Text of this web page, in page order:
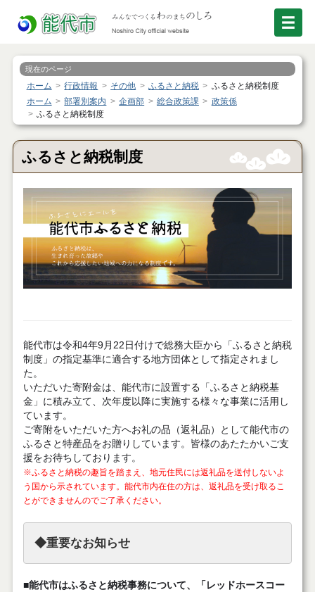
現在のページ
ホーム 行政情報 その他 ふるさと納税
ふるさと納税制度
ホーム
部署別案内 企画部 総合政策課
政策係
ふるさと納税制度
ふるさと納税制度
能代市は令和4年9月22日付けで総務大臣から「ふるさと納税
制度」の指定基準に適合する地方団体として指定されまし
た。
いただいた寄附金は、能代市に設置する「ふるさと納税基
金」に積み立て、次年度以降に実施する様々な事業に活用し
ています。
ご寄附をいただいた方へお礼の品（返礼品）として能代市の
ふるさと特産品をお贈りしています。皆様のあたたかいご支
援をお待ちしております。
※ふるさと納税の趣旨を踏まえ、地元住民には返礼品を送付しないよ
う国から示されています。能代市内在住の方は、返礼品を受け取るこ
とができませんのでご了承ください。
◆重要なお知らせ
■能代市はふるさと納税事務について、「レッドホースコー